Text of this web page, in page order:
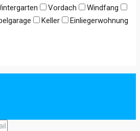
Vordach
Windfang
Keller
Einliegerwohnung